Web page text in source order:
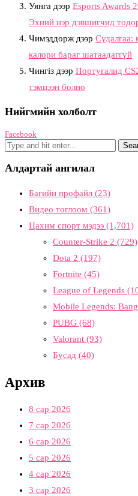
Уянга дээр Esports Awards
Эхний нэр дэвшигчид
Чимэддорж дээр Судалгаа:
калори бараг шатаадаггүй
Чингіз дээр Португалид
тэмцээн болно
Нийгмийн холболт
Facebook
Алдартай ангилал
Багийн профайл (23)
Видео тоглоом (361)
Цахим спорт мэдээ (1,701)
Counter-Strike 2 (729)
Dota 2 (197)
Fortnite (45)
League of Legends
Mobile Legends:
PUBG (68)
Valorant (93)
Бусад (40)
Архив
8 сар 2026
7 сар 2026
6 сар 2026
5 сар 2026
4 сар 2026
3 сар 2026